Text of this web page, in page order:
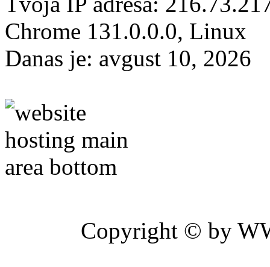
Chrome 131.0.0.0, Linux
Danas je: avgust 10, 2026
Copyright © by